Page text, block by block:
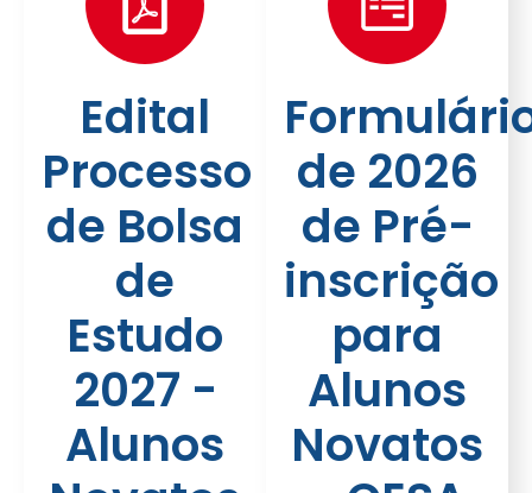
Edital
Processo
de Bolsa
de
Estudo
2027 -
Alunos
de 2026
de Pré-
inscrição
para
Alunos
Novatos